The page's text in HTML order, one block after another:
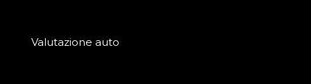
Valutazione auto